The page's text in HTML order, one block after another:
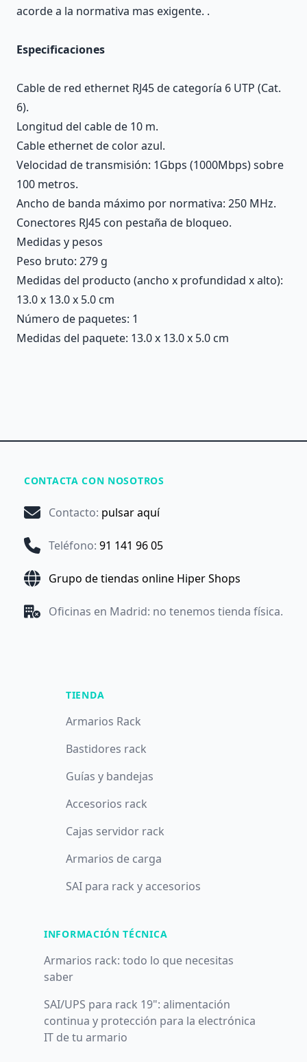
acorde a la normativa mas exigente. .
Especificaciones
Cable de red ethernet RJ45 de categoría 6 UTP (Cat.
6).
Longitud del cable de 10 m.
Cable ethernet de color azul.
Velocidad de transmisión: 1Gbps (1000Mbps) sobre
100 metros.
Ancho de banda máximo por normativa: 250 MHz.
Conectores RJ45 con pestaña de bloqueo.
Medidas y pesos
Peso bruto: 279 g
Medidas del producto (ancho x profundidad x alto):
13.0 x 13.0 x 5.0 cm
Número de paquetes: 1
Medidas del paquete: 13.0 x 13.0 x 5.0 cm
CONTACTA CON NOSOTROS
Contacto: pulsar aquí
Teléfono: 91 141 96 05
Grupo de tiendas online Hiper Shops
Oficinas en Madrid: no tenemos tienda física.
TIENDA
Armarios Rack
Bastidores rack
Guías y bandejas
Accesorios rack
Cajas servidor rack
Armarios de carga
SAI para rack y accesorios
INFORMACIÓN TÉCNICA
Armarios rack: todo lo que necesitas
saber
SAI/UPS para rack 19": alimentación
continua y protección para la electrónica
IT de tu armario